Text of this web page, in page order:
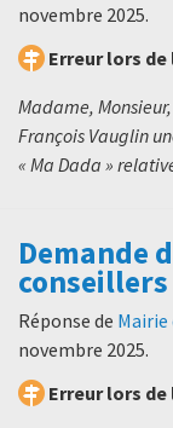
novembre 2025.
Erreur lors
Madame,
François Vauglin
« Ma Dada »
Demande
Réponse de Mairie
novembre 2025.
Erreur lors